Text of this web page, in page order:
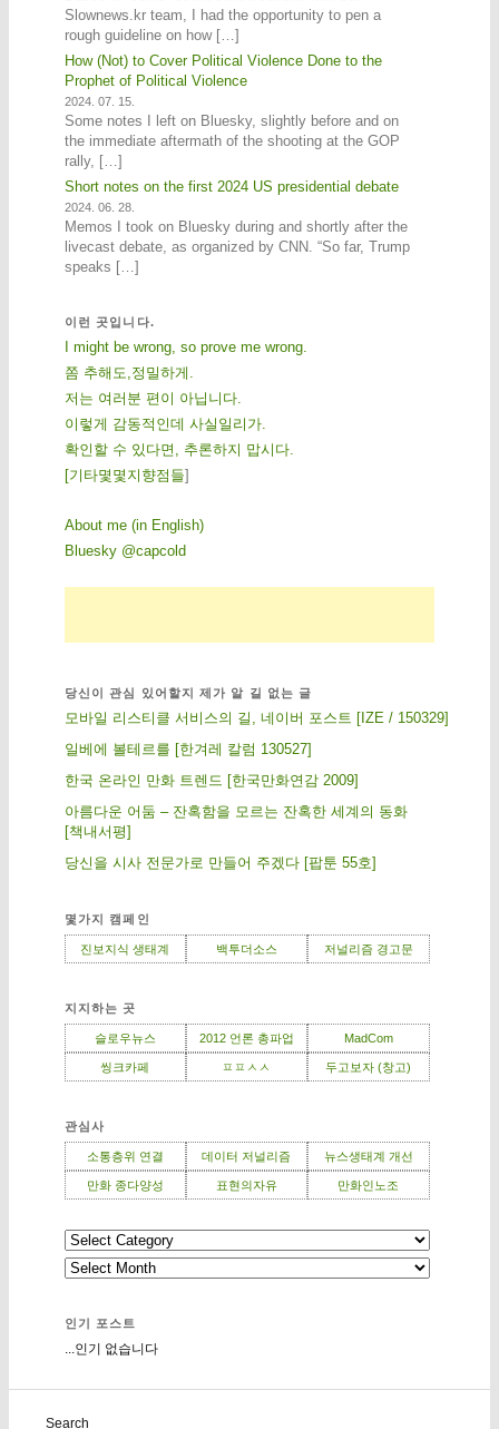
Slownews.kr team, I had the opportunity to pen a
rough guideline on how […]
How (Not) to Cover Political Violence Done to the
Prophet of Political Violence
2024. 07. 15.
Some notes I left on Bluesky, slightly before and on
the immediate aftermath of the shooting at the GOP
rally, […]
Short notes on the first 2024 US presidential debate
2024. 06. 28.
Memos I took on Bluesky during and shortly after the
livecast debate, as organized by CNN. “So far, Trump
speaks […]
이런 곳입니다.
I might be wrong, so prove me wrong.
쫌 추해도,정밀하게.
저는 여러분 편이 아닙니다.
이렇게 감동적인데 사실일리가.
확인할 수 있다면, 추론하지 맙시다.
[기 타몇 몇 지 향점 들]
About me (in English)
Bluesky @capcold
당신이 관심 있어할지 제가 알 길 없는 글
모바일 리스티클 서비스의 길, 네이버 포스트 [IZE / 150329]
일베에 볼테르를 [한겨레 칼럼 130527]
한국 온라인 만화 트렌드 [한국만화연감 2009]
아름다운 어둠 – 잔혹함을 모르는 잔혹한 세계의 동화
[책내서평]
당신을 시사 전문가로 만들어 주겠다 [팝툰 55호]
몇가지 캠페인
진보지식 생태계 백투더소스 저널리즘 경고문
지지하는 곳
슬로우뉴스 2012 언론 총파업 MadCom
씽크카페 ㅍㅍㅅㅅ 두고보자 (창고)
관심사
소통층위 연결 데이터 저널리즘 뉴스생태계 개선
만화 종다양성 표현의자유 만화인노조
인기 포스트
...인기 없습니다
Search